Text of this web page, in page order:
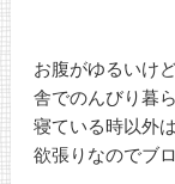
お腹がゆるいけ
舎でのんびり暮
寝ている時以外
欲張りなのでブ